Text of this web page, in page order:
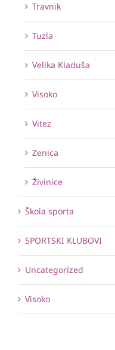
Travnik
Tuzla
Velika Kladuša
Visoko
Vitez
Zenica
Živinice
Škola sporta
SPORTSKI KLUBOVI
Uncategorized
Visoko